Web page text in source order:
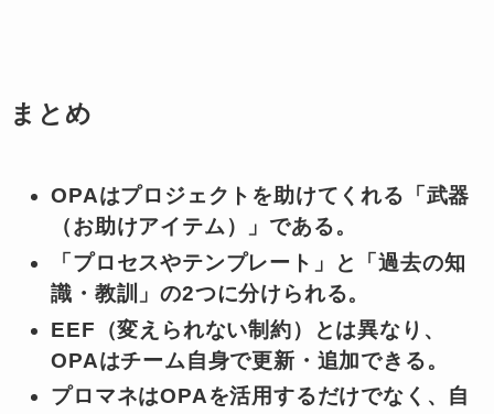
まとめ
OPAはプロジェクトを助けてくれる「武器
（お助けアイテム）」である。
「プロセスやテンプレート」と「過去の知
識・教訓」の2つに分けられる。
EEF（変えられない制約）とは異なり、
OPAはチーム自身で更新・追加できる。
プロマネはOPAを活用するだけでなく、自